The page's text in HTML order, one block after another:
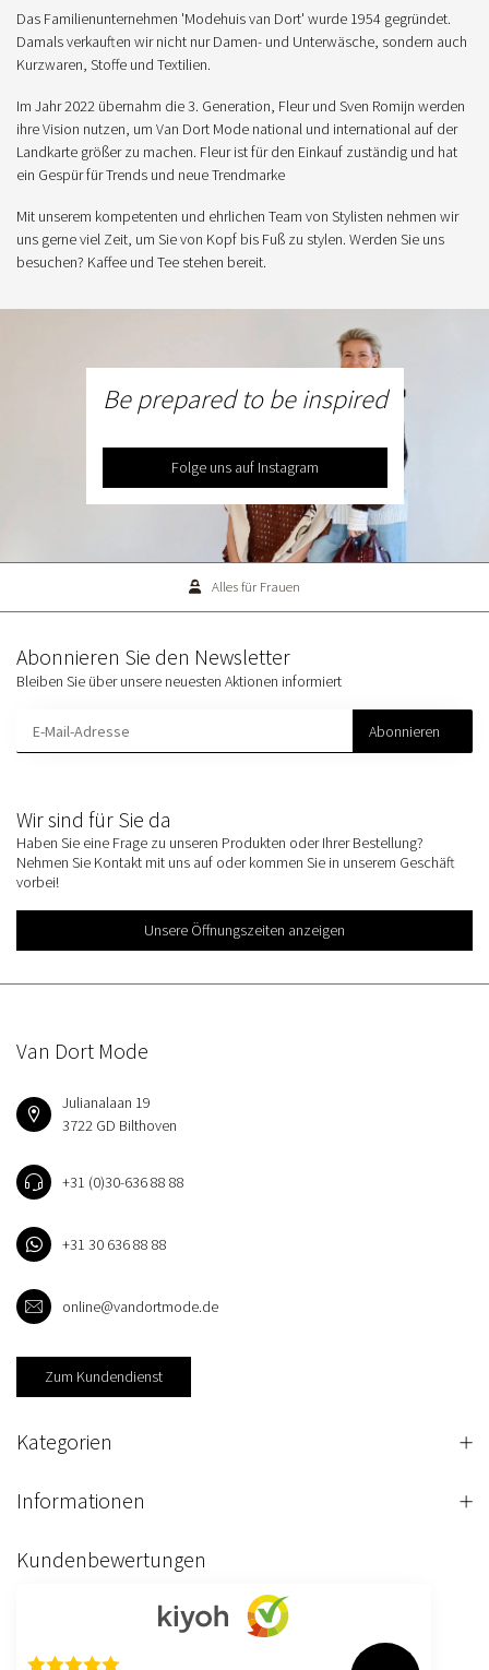
Das Familienunternehmen 'Modehuis van Dort' wurde 1954 gegründet.
Damals verkauften wir nicht nur Damen- und Unterwäsche, sondern auch
Kurzwaren, Stoffe und Textilien.
Im Jahr 2022 übernahm die 3. Generation, Fleur und Sven Romijn werden
ihre Vision nutzen, um Van Dort Mode national und international auf der
Landkarte größer zu machen. Fleur ist für den Einkauf zuständig und hat
ein Gespür für Trends und neue Trendmarke
Mit unserem kompetenten und ehrlichen Team von Stylisten nehmen wir
uns gerne viel Zeit, um Sie von Kopf bis Fuß zu stylen. Werden Sie uns
besuchen? Kaffee und Tee stehen bereit.
Be prepared to be inspired
Folge uns auf Instagram
Alles für Frauen
Wir sind für Sie da
Haben Sie eine Frage zu unseren Produkten oder Ihrer Bestellung?
Nehmen Sie Kontakt mit uns auf oder kommen Sie in unserem Geschäft
vorbei!
Unsere Öffnungszeiten anzeigen
Abonnieren Sie den Newsletter
Bleiben Sie über unsere neuesten Aktionen informiert
Abonnieren
Van Dort Mode
Julianalaan 19
3722 GD Bilthoven
+31 (0)30-636 88 88
+31 30 636 88 88
online@vandortmode.de
Zum Kundendienst
Kategorien
Informationen
Kundenbewertungen